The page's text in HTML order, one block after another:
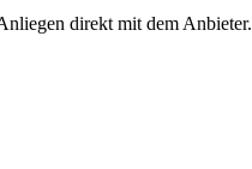
direkt mit dem Anbieter.